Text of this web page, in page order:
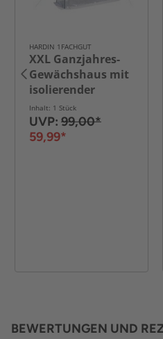
HARDIN 1FACHGUT
XXL Ganzjahres-
Gewächshaus mit
isolierender
Bodenmatte, ca.
300 x 100 x 200 cm
– Transparent
Inhalt: 1 Stück
UVP: 99,00*
59,99*
BEWERTUNGEN UND